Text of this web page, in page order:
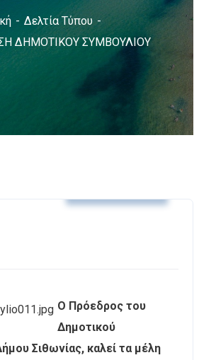
Δελτία Τύπου
ΔΗΜΟΤΙΚΟΥ ΣΥΜΒΟΥΛΙΟΥ
Ο Πρόεδρος του
Δημοτικού
Σιθωνίας, καλεί τα μέλη